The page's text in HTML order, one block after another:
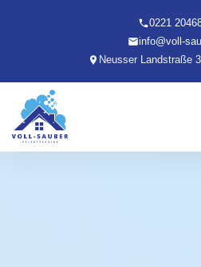
0221
info@voll-
Neusser Landstraße